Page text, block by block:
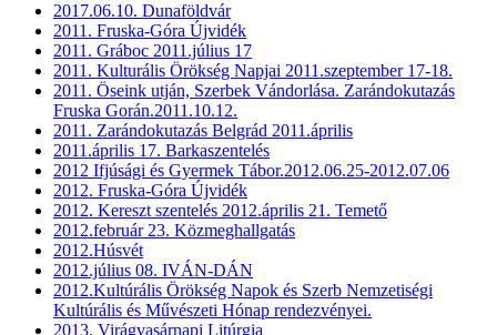
2017.06.10. Dunaföldvár
2011. Fruska-Góra Újvidék
2011. Gráboc 2011.július 17
2011. Kulturális Örökség Napjai 2011.szeptember 17-18.
2011. Öseink utján, Szerbek Vándorlása. Zarándokutazás
Fruska Gorán.2011.10.12.
2011. Zarándokutazás Belgrád 2011.április
2011.április 17. Barkaszentelés
2012 Ifjúsági és Gyermek Tábor.2012.06.25-2012.07.06
2012. Fruska-Góra Újvidék
2012. Kereszt szentelés 2012.április 21. Temető
2012.február 23. Közmeghallgatás
2012.Húsvét
2012.július 08. IVÁN-DÁN
2012.Kultúrális Örökség Napok és Szerb Nemzetiségi
Kultúrális és Művészeti Hónap rendezvényei.
2013. Virágvasárnapi Litúrgia